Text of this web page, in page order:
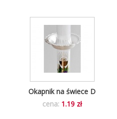
Okapnik na świece D
cena: 1.19 zł